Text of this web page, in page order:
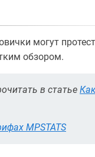
могут
обзором.
в статье
MPSTATS